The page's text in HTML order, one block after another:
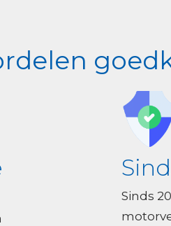
Sinds